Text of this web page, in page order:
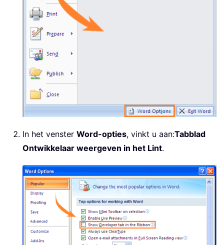
In het venster Word-opties, vinkt u aan:Tabblad
Ontwikkelaar weergeven in het Lint.